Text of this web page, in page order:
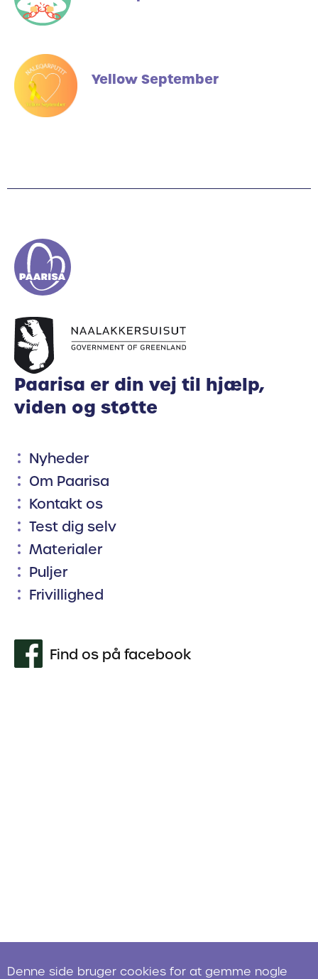
Yellow September
Paarisa er din vej til hjælp,
viden og støtte
Nyheder
Om Paarisa
Kontakt os
Test dig selv
Materialer
Puljer
Frivillighed
Find os på facebook
Denne side bruger cookies for at gemme nogle